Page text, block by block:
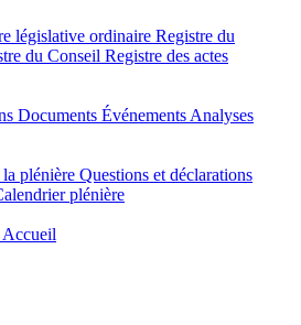
législative ordinaire Registre du
du Conseil Registre des actes
Documents Événements Analyses
plénière Questions et déclarations
plénière
Accueil